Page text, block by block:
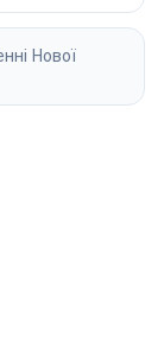
Нової